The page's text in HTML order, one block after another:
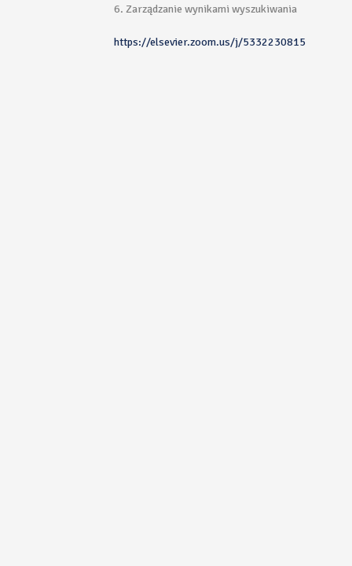
6. Zarządzanie wynikami wyszukiwania
https://elsevier.zoom.us/j/5332230815